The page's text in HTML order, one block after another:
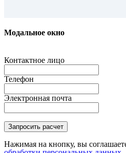
Модальное окно
Контактное лицо
Телефон
Электронная почта
Нажимая на кнопку, вы